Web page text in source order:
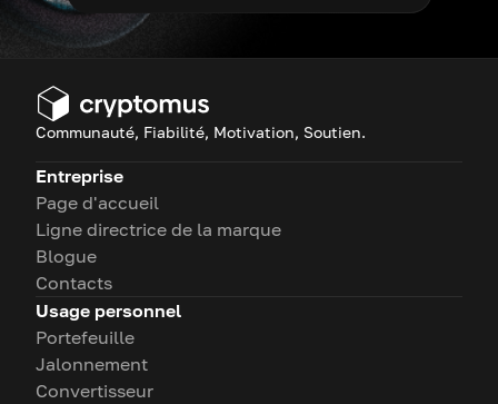
Communauté, Fiabilité, Motivation, Soutien.
Entreprise
Page d'accueil
Ligne directrice de la marque
Blogue
Contacts
Usage personnel
Portefeuille
Jalonnement
Convertisseur